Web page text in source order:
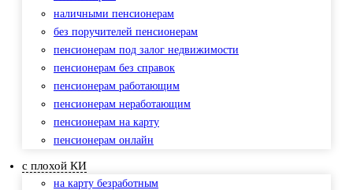
наличными пенсионерам
без поручителей пенсионерам
пенсионерам под залог недвижимости
пенсионерам без справок
пенсионерам работающим
пенсионерам неработающим
пенсионерам на карту
пенсионерам онлайн
с плохой КИ
на карту безработным